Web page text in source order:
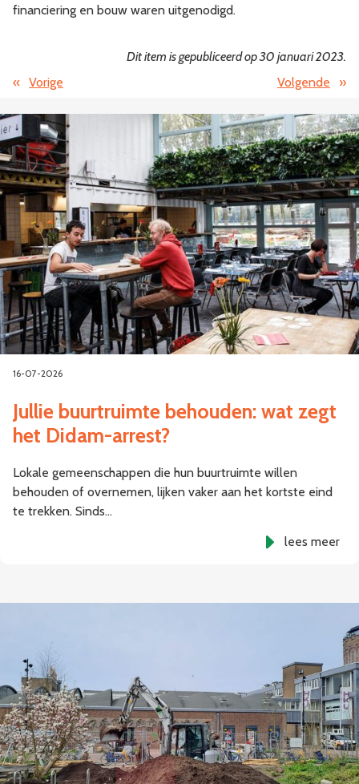
financiering en bouw waren uitgenodigd.
Dit item is gepubliceerd op 30 januari 2023.
« Vorige Volgende »
16-07-2026
Jullie buurtruimte behouden: wat zegt
het Didam-arrest?
Lokale gemeenschappen die hun buurtruimte willen
behouden of overnemen, lijken vaker aan het kortste eind
te trekken. Sinds…
lees meer